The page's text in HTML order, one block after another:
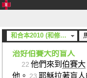
和合本2010 (和修) (上帝)
說：「十二個。」20
們收拾的碎屑裝滿了
個。」21 耶穌說：
治好伯賽大的盲人
22 他們來到伯賽大
他。 23 耶穌拉著盲